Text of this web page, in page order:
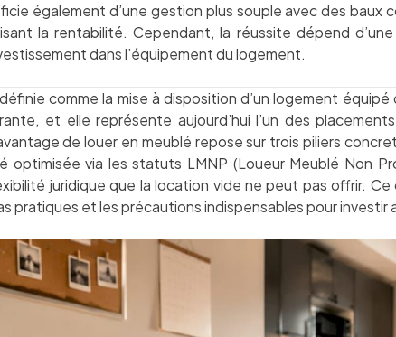
également d’une gestion plus souple avec des
la rentabilité. Cependant, la réussite dépend
dans l’équipement du logement.
comme la mise à disposition d’un logement
et elle représente aujourd’hui l’un des
de louer en meublé repose sur trois piliers
optimisée via les statuts LMNP (Loueur Meublé Non
juridique que la location vide ne peut pas offrir.
pratiques et les précautions indispensables pour investir